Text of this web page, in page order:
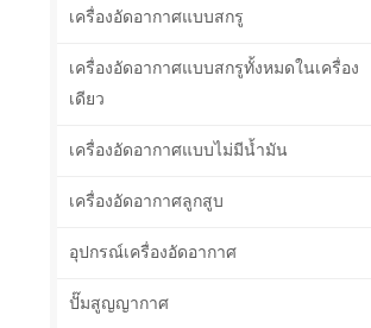
เครื่องอัดอากาศแบบสกรู
เครื่องอัดอากาศแบบสกรูทั้งหมดในเครื่อง
เดียว
เครื่องอัดอากาศแบบไม่มีน้ำมัน
เครื่องอัดอากาศลูกสูบ
อุปกรณ์เครื่องอัดอากาศ
ปั๊มสูญญากาศ